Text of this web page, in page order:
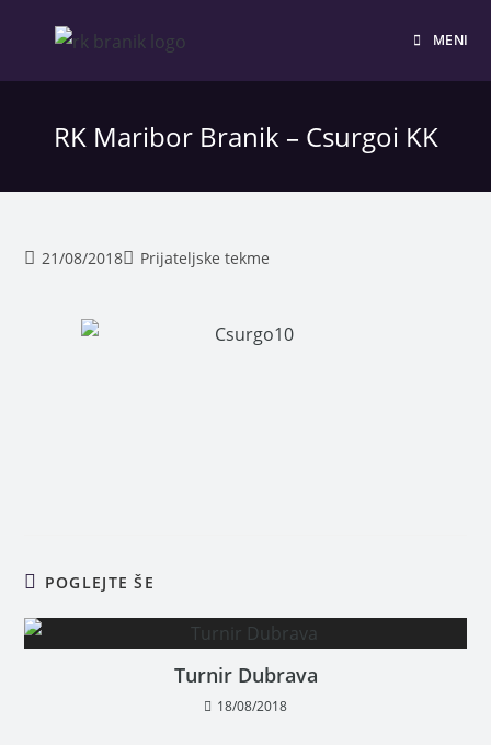
MENI
RK Maribor Branik – Csurgoi KK
21/08/2018 Prijateljske tekme
POGLEJTE ŠE
Turnir Dubrava
18/08/2018